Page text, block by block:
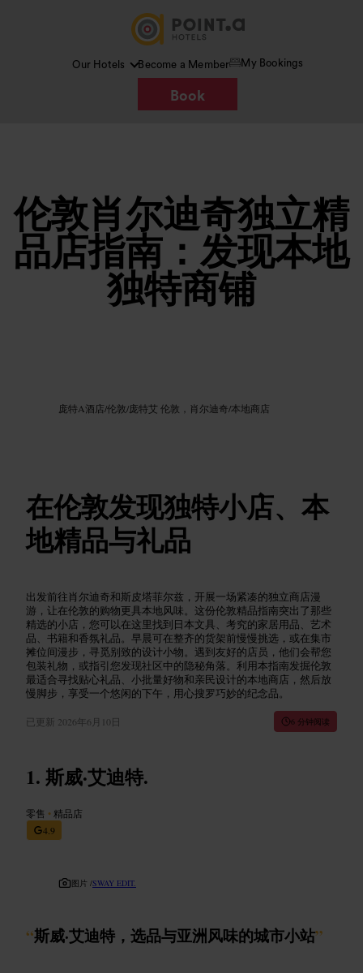
Our Hotels Become a Member My Bookings
Book
伦敦肖尔迪奇独立精
品店指南：发现本地
独特商铺
庞特A酒店/伦敦/庞特艾 伦敦，肖尔迪奇/本地商店
在伦敦发现独特小店、本
地精品与礼品
出发前往肖尔迪奇和斯皮塔菲尔兹，开展一场紧凑的独立商店漫
游，让在伦敦的购物更具本地风味。这份伦敦精品指南突出了那些
精选的小店，您可以在这里找到日本文具、考究的家居用品、艺术
品、书籍和香氛礼品。早晨可在整齐的货架前慢慢挑选，或在集市
摊位间漫步，寻觅别致的设计小物。遇到友好的店员，他们会帮您
包装礼物，或指引您发现社区中的隐秘角落。利用本指南发掘伦敦
最适合寻找贴心礼品、小批量好物和亲民设计的本地商店，然后放
慢脚步，享受一个悠闲的下午，用心搜罗巧妙的纪念品。
已更新 2026年6月10日 6 分钟阅读
斯威·艾迪特.
零售 • 精品店
4.9
图片 /SWAY EDIT.
“斯威·艾迪特，选品与亚洲风味的城市小站”